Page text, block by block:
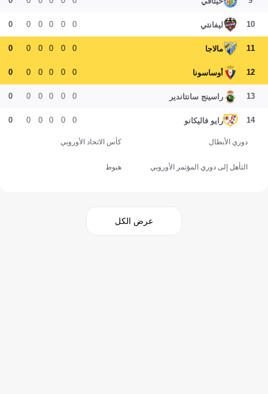
10 ليفانتي 0
0
0
0
0
0
11 مالاجا 0
0
0
0
0
0
12 أوساسونا 0
0
0
0
0
0
13 راسينج سانتاندير 0
0
0
0
0
0
14 رايو فاليكانو 0
0
0
0
0
0
دوري الأبطال كأس الاتحاد الأوروبي
التأهل إلى دوري المؤتمر الأوروبي هبوط
عرض الكل